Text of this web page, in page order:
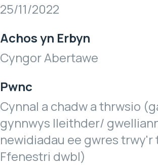
25/11/2022
Achos yn Erbyn
Cyngor Abertawe
Pwnc
Cynnal a chadw a thrwsio
gynnwys lleithder/
newidiadau ee gwres trwy'r
Ffenestri dwbl)